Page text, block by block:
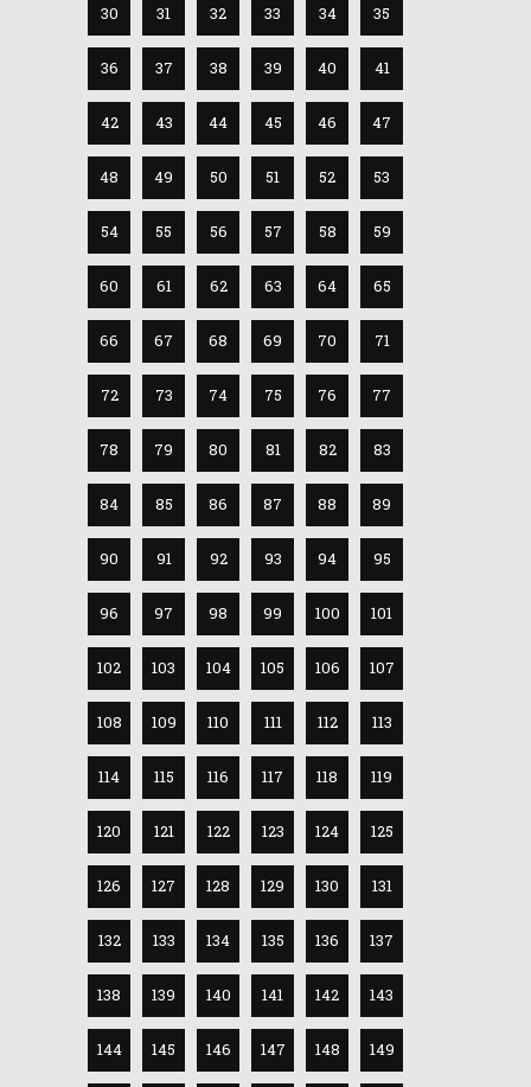
30 31 32 33 34 35
36 37 38 39 40 41
42 43 44 45 46 47
48 49 50 51 52 53
54 55 56 57 58 59
60 61 62 63 64 65
66 67 68 69 70 71
72 73 74 75 76 77
78 79 80 81 82 83
84 85 86 87 88 89
90 91 92 93 94 95
96 97 98 99 100 101
102 103 104 105 106 107
108 109 110 111 112 113
114 115 116 117 118 119
120 121 122 123 124 125
126 127 128 129 130 131
132 133 134 135 136 137
138 139 140 141 142 143
144 145 146 147 148 149